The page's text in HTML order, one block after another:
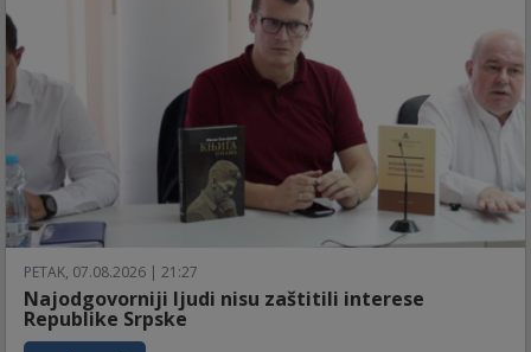
PETAK, 07.08.2026 | 21:27
Najodgovorniji ljudi nisu zaštitili interese
Republike Srpske